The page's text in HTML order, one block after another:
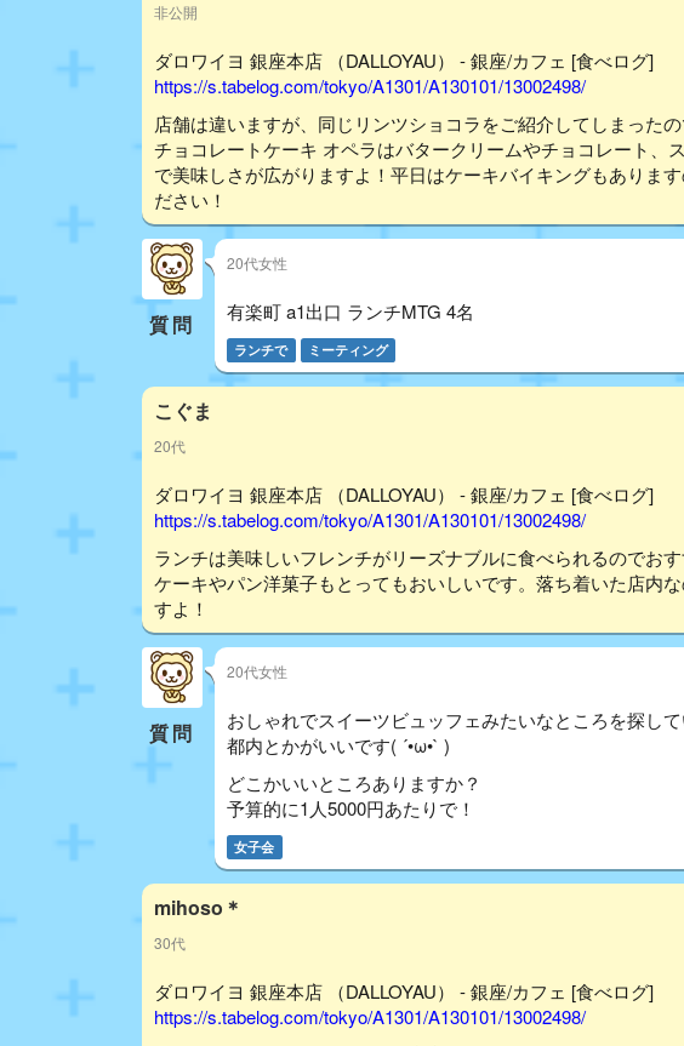
非公開
ダロワイヨ 銀座本店 （DALLOYAU） - 銀座/カフェ [食べログ]
https://s.tabelog.com/tokyo/A1301/A130101/13002498/
店舗は違いますが、同じリンツショコラをご紹介してしまった
チョコレートケーキ オペラはバタークリームやチョコレート、
で美味しさが広がりますよ！平日はケーキバイキングもありま
ださい！
質問
20代女性
有楽町 a1出口 ランチMTG 4名
ランチで ミーティング
こぐま
20代
ダロワイヨ 銀座本店 （DALLOYAU） - 銀座/カフェ [食べログ]
https://s.tabelog.com/tokyo/A1301/A130101/13002498/
ランチは美味しいフレンチがリーズナブルに食べられるのでおす
ケーキやパン洋菓子もとってもおいしいです。落ち着いた店内
すよ！
質問
20代女性
おしゃれでスイーツビュッフェみたいなところを探して
都内とかがいいです( ´•ω•` )
どこかいいところありますか？
予算的に1人5000円あたりで！
女子会
mihoso＊
30代
ダロワイヨ 銀座本店 （DALLOYAU） - 銀座/カフェ [食べログ]
https://s.tabelog.com/tokyo/A1301/A130101/13002498/